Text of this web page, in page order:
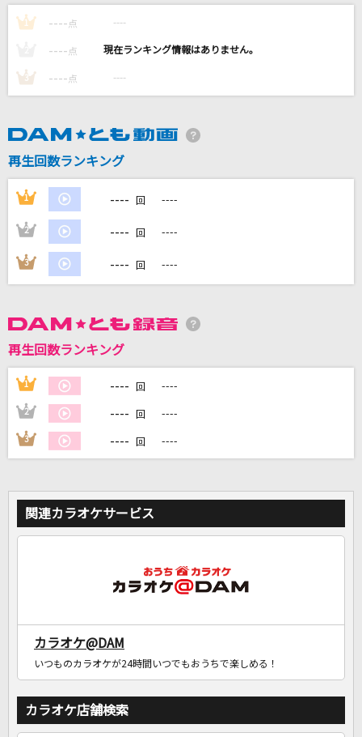
この長い旅の中で
嫌々
三山ひろし
カラオケ最新情報をチェック！
1 ---- 点 ----
---- 点 ----
3 ---- 点 ----
再生回数ランキング
1 ---- 回 ----
2 ---- 回 ----
3 ---- 回 ----
再生回数ランキング
1 ---- 回 ----
2 ---- 回 ----
3 ---- 回 ----
関連カラオケサービス
カラオケ@DAM
いつものカラオケが24時間いつでもおうちで楽しめる！
カラオケ店舗検索